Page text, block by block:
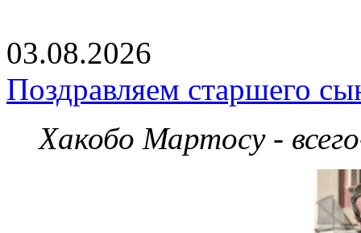
03.08.2026
Поздравляем старшего
Хакобо Мартосу -